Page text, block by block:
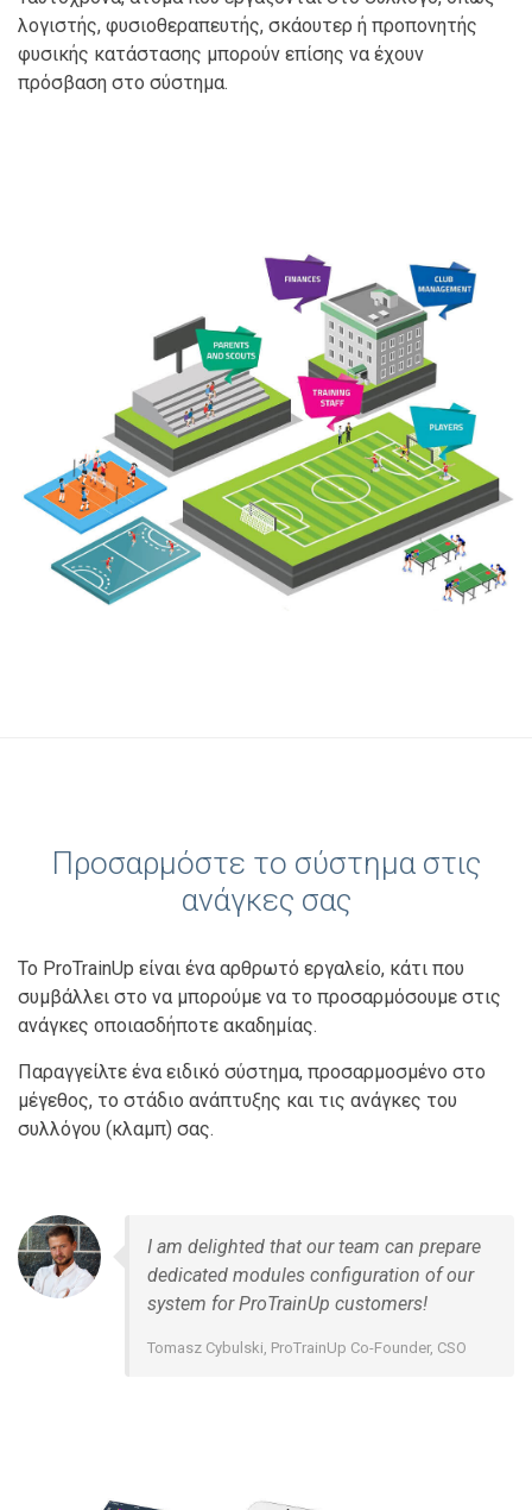
λογιστής, φυσιοθεραπευτής, σκάουτερ ή προπονητής
φυσικής κατάστασης μπορούν επίσης να έχουν
πρόσβαση στο σύστημα.
Προσαρμόστε το σύστημα στις
ανάγκες σας
Το ProTrainUp είναι ένα αρθρωτό εργαλείο, κάτι που
συμβάλλει στο να μπορούμε να το προσαρμόσουμε στις
ανάγκες οποιασδήποτε ακαδημίας.
Παραγγείλτε ένα ειδικό σύστημα, προσαρμοσμένο στο
μέγεθος, το στάδιο ανάπτυξης και τις ανάγκες του
συλλόγου (κλαμπ) σας.
I am delighted that our team can prepare
dedicated modules configuration of our
system for ProTrainUp customers!
Tomasz Cybulski, ProTrainUp Co-Founder, CSO